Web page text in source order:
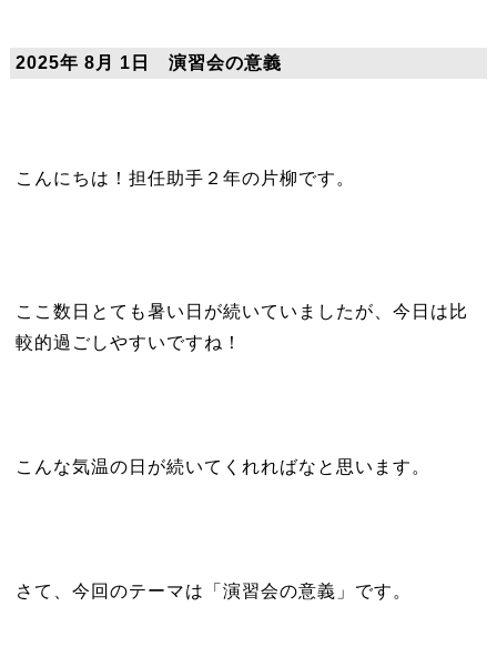
2025年 8月 1日 演習会の意義
こんにちは！担任助手２年の片柳です。
ここ数日とても暑い日が続いていましたが、今日は比
較的過ごしやすいですね！
こんな気温の日が続いてくれればなと思います。
さて、今回のテーマは「演習会の意義」です。